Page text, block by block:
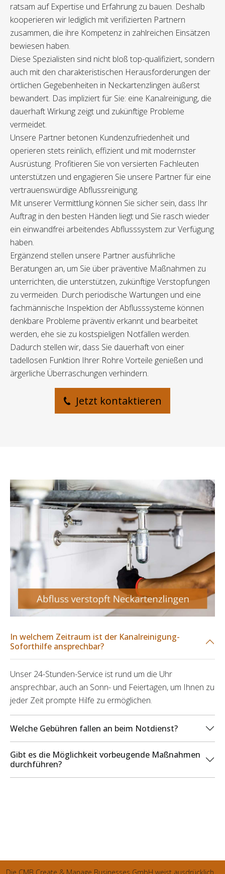
ratsam auf Expertise und Erfahrung zu bauen. Deshalb
kooperieren wir lediglich mit verifizierten Partnern
zusammen, die ihre Kompetenz in zahlreichen Einsätzen
bewiesen haben.
Diese Spezialisten sind nicht bloß top-qualifiziert, sondern
auch mit den charakteristischen Herausforderungen der
örtlichen Gegebenheiten in Neckartenzlingen äußerst
bewandert. Das impliziert für Sie: eine Kanalreinigung, die
dauerhaft Wirkung zeigt und zukünftige Probleme
vermeidet.
Unsere Partner betonen Kundenzufriedenheit und
operieren stets reinlich, effizient und mit modernster
Ausrüstung. Profitieren Sie von versierten Fachleuten
unterstützen und engagieren Sie unsere Partner für eine
vertrauenswürdige Abflussreinigung.
Mit unserer Vermittlung können Sie sicher sein, dass Ihr
Auftrag in den besten Händen liegt und Sie rasch wieder
ein einwandfrei arbeitendes Abflusssystem zur Verfügung
haben.
Ergänzend stellen unsere Partner ausführliche
Beratungen an, um Sie über präventive Maßnahmen zu
unterrichten, die unterstützen, zukünftige Verstopfungen
zu vermeiden. Durch periodische Wartungen und eine
fachmännische Inspektion der Abflusssysteme können
denkbare Probleme präventiv erkannt und bearbeitet
werden, ehe sie zu kostspieligen Notfällen werden.
Dadurch stellen wir, dass Sie dauerhaft von einer
tadellosen Funktion Ihrer Rohre Vorteile genießen und
ärgerliche Überraschungen verhindern.
Jetzt kontaktieren
In welchem Zeitraum ist der Kanalreinigung-
Soforthilfe ansprechbar?
Unser 24-Stunden-Service ist rund um die Uhr
ansprechbar, auch an Sonn- und Feiertagen, um Ihnen zu
jeder Zeit prompte Hilfe zu ermöglichen.
Welche Gebühren fallen an beim Notdienst?
Gibt es die Möglichkeit vorbeugende Maßnahmen
durchführen?